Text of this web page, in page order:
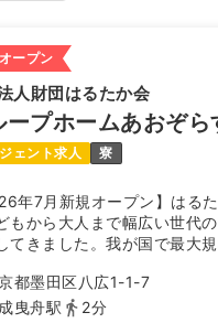
ープン
人財団はるたか会
ープホームあおぞら
ェント求人 寮
年7月新規オープン】はる
もから大人まで幅広い世代
てきました。我が国で最大
方や気管切開している方も多
都墨田区八広1-1-7
曳舟駅
2分